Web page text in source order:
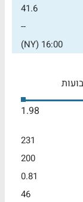
41.6
--
16:00 (NY)
1.98
231
200
0.81
46